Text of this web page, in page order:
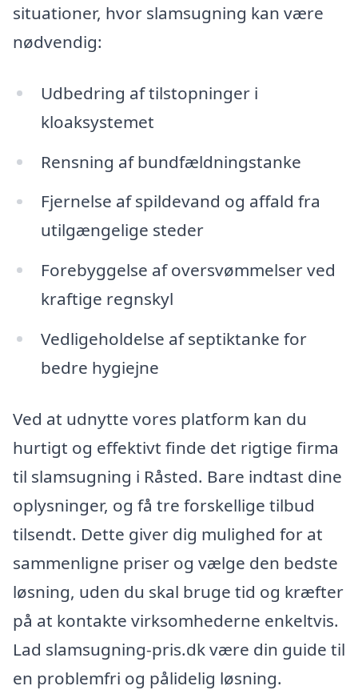
situationer, hvor slamsugning kan være
nødvendig:
Udbedring af tilstopninger i
kloaksystemet
Rensning af bundfældningstanke
Fjernelse af spildevand og affald fra
utilgængelige steder
Forebyggelse af oversvømmelser ved
kraftige regnskyl
Vedligeholdelse af septiktanke for
bedre hygiejne
Ved at udnytte vores platform kan du
hurtigt og effektivt finde det rigtige firma
til slamsugning i Råsted. Bare indtast dine
oplysninger, og få tre forskellige tilbud
tilsendt. Dette giver dig mulighed for at
sammenligne priser og vælge den bedste
løsning, uden du skal bruge tid og kræfter
på at kontakte virksomhederne enkeltvis.
Lad slamsugning-pris.dk være din guide til
en problemfri og pålidelig løsning.